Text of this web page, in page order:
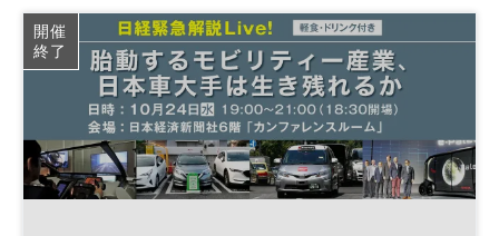
SUMシリーズ モビリティ
スマートシティ
開催
終了